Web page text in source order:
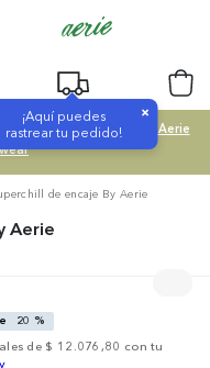
¡Aquí puedes
rastrear tu pedido!
×
|Comprar SALE|Comprar Aerie
de encaje By Aerie
Aerie
20 %
de $ 12.076,80 con tu